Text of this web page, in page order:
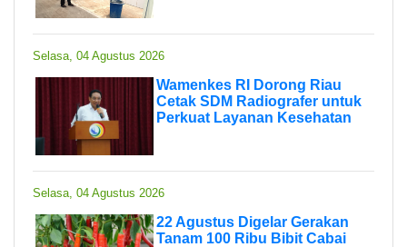
Selasa, 04 Agustus 2026
Wamenkes RI Dorong Riau
Cetak SDM Radiografer untuk
Perkuat Layanan Kesehatan
Selasa, 04 Agustus 2026
22 Agustus Digelar Gerakan
Tanam 100 Ribu Bibit Cabai